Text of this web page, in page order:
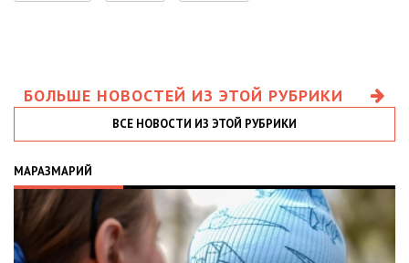
БОЛЬШЕ НОВОСТЕЙ ИЗ ЭТОЙ РУБРИКИ
ВСЕ НОВОСТИ ИЗ ЭТОЙ РУБРИКИ
МАРАЗМАРИЙ